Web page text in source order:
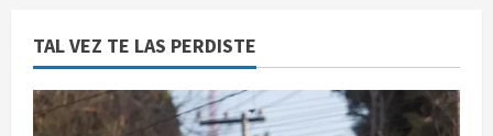
TAL VEZ TE LAS PERDISTE